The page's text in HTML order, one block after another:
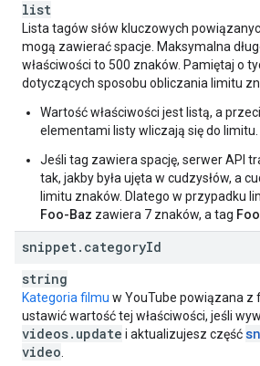
string
]
},
"recordingDetails":
},
"fileDetails ":
"fileName": string
,
"fileSize": unsigned long
" fileType": string
,
"container": string
,
"videoStreams": [
"frameRateFps": double
"aspectRatio": double
"codec": string
,
list
Lista tagów słów kluczowych
mogą zawierać spacje. Maksymalna
właściwości to 500 znaków. Pamiętaj o
dotyczących sposobu obliczania limitu
Wartość właściwości jest listą, a
elementami listy wliczają się do limitu.
Jeśli tag zawiera spację, serwer API
tak, jakby była ujęta w cudzysłów, a
limitu znaków. Dlatego w przypadku
Foo-Baz zawiera 7 znaków, a tag
snippet. categoryId
string
Kategoria filmu w YouTube powiązana z
ustawić wartość tej właściwości, jeśli
videos. update i aktualizujesz część
video